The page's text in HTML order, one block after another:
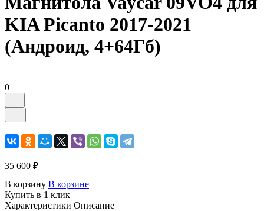
KIA Picanto 2017-2021
(Андроид, 4+64Гб)
0
35 600 ₽
В корзину В корзине
Купить в 1 клик
Характеристики Описание